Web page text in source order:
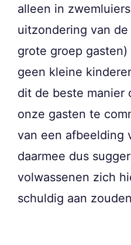
alleen in
uitzondering van
grote groep
geen kleine
dit de beste manier
onze gasten te
van een afbeelding
daarmee dus
volwassenen zich
schuldig aan